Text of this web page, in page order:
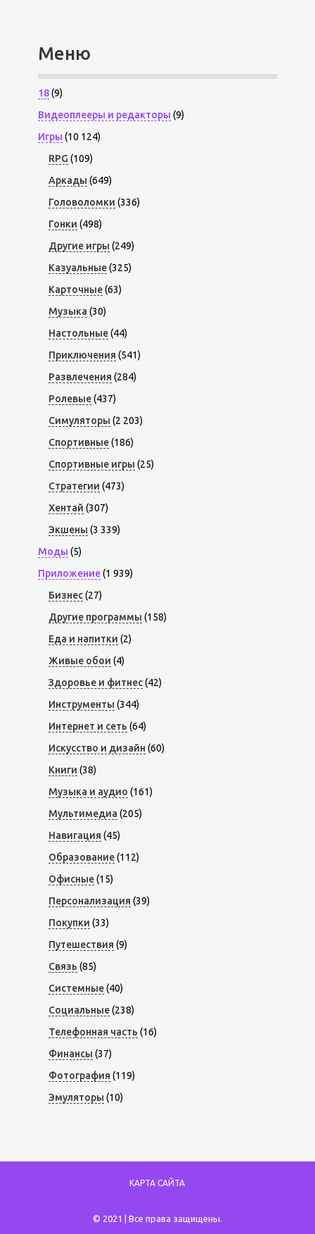
Меню
18(9)
Видеоплееры и редакторы (9)
Игры (10 124)
RPG (109)
Аркады (649)
Головоломки (336)
Гонки (498)
Другие игры (249)
Казуальные(325)
Карточные(63)
Музыка (30)
Настольные(44)
Приключения (541)
Развлечения (284)
Ролевые(437)
Симуляторы (2 203)
Спортивные(186)
Спортивные игры (25)
Стратегии (473)
Хентай (307)
Экшены (3 339)
Моды (5)
Приложение(1 939)
Бизнес(27)
Другие программы (158)
Еда и напитки (2)
Живые обои (4)
Здоровье и фитнес(42)
Инструменты (344)
Интернет и сеть (64)
Искусство и дизайн (60)
Книги (38)
Музыка и аудио (161)
Мультимедиа (205)
Навигация (45)
Образование(112)
Офисные(15)
Персонализация (39)
Покупки (33)
Путешествия (9)
Связь (85)
Системные(40)
Социальные(238)
Телефонная часть (16)
Финансы (37)
Фотография (119)
Эмуляторы (10)
КАРТА САЙТА
© 2021 | Все права защищены.